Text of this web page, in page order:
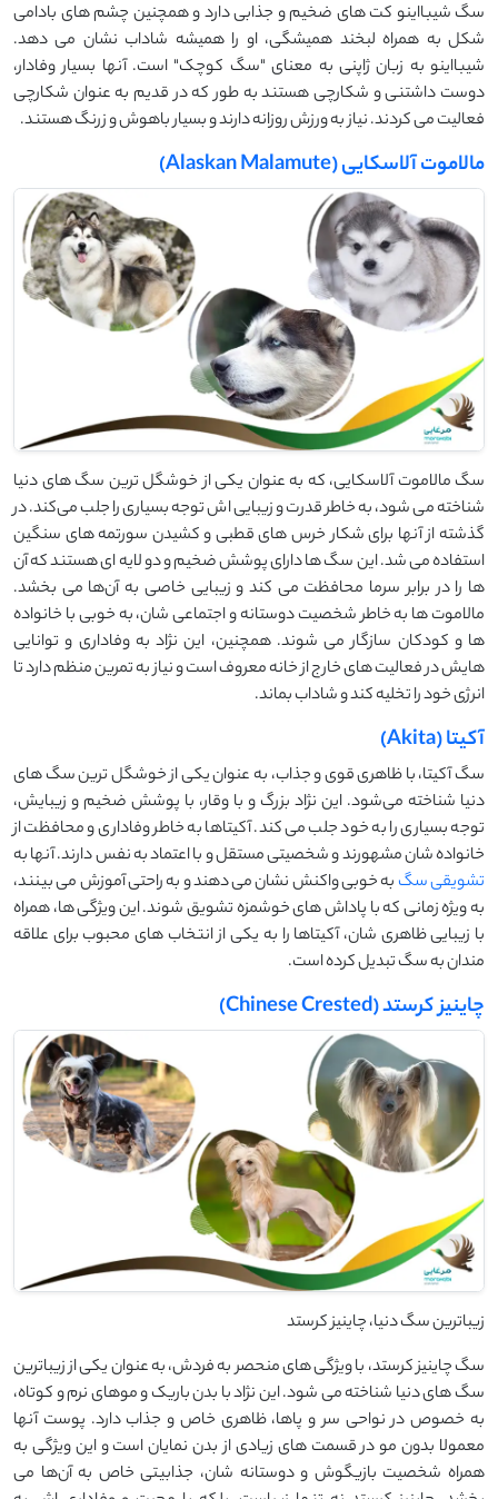
سگ شیبااینو کت های ضخیم و جذابی دارد و همچنین چشم های بادامی
شکل به همراه لبخند همیشگی، او را همیشه شاداب نشان می دهد.
شیبااینو به زبان ژاپنی به معنای "سگ کوچک" است. آنها بسیار وفادار،
دوست داشتنی و شکارچی هستند به طور که در قدیم به عنوان شکارچی
فعالیت می کردند. نیاز به ورزش روزانه دارند و بسیار باهوش و زرنگ هستند.
مالاموت آلاسکایی (Alaskan Malamute)
سگ مالاموت آلاسکایی، که به عنوان یکی از خوشگل ‌ترین سگ ‌های دنیا
شناخته می ‌شود، به خاطر قدرت و زیبایی ‌اش توجه بسیاری را جلب می‌کند. در
گذشته از آنها برای شکار خرس های قطبی و کشیدن سورتمه های سنگین
استفاده می شد. این سگ ‌ها دارای پوشش ضخیم و دو لایه ‌ای هستند که آن
‌ها را در برابر سرما محافظت می ‌کند و زیبایی خاصی به آن‌ها می ‌بخشد.
مالاموت ‌ها به خاطر شخصیت دوستانه و اجتماعی ‌شان، به خوبی با خانواده‌
ها و کودکان سازگار می‌ شوند. همچنین، این نژاد به وفاداری و توانایی‌
هایش در فعالیت ‌های خارج از خانه معروف است و نیاز به تمرین منظم دارد تا
انرژی خود را تخلیه کند و شاداب بماند.
آکیتا (Akita)
سگ آکیتا، با ظاهری قوی و جذاب، به عنوان یکی از خوشگل ‌ترین سگ‌ های
دنیا شناخته می‌شود. این نژاد بزرگ و با وقار، با پوشش ضخیم و زیبایش،
توجه بسیاری را به خود جلب می‌ کند. آکیتاها به خاطر وفاداری و محافظت از
خانواده‌ شان مشهورند و شخصیتی مستقل و با اعتماد به نفس دارند. آنها به
تشویقی سگبه خوبی واکنش نشان می ‌دهند و به راحتی آموزش می ‌بینند،
به ویژه زمانی که با پاداش ‌های خوشمزه تشویق شوند. این ویژگی‌ ها، همراه
با زیبایی ظاهری ‌شان، آکیتاها را به یکی از انتخاب‌ های محبوب برای علاقه
‌مندان به سگ تبدیل کرده است.
چاینیز کرستد (Chinese Crested)
زیباترین سگ دنیا، چاینیز کرستد
سگ چاینیز کرستد، با ویژگی‌ های منحصر به فردش، به عنوان یکی از زیباترین
سگ ‌های دنیا شناخته می‌ شود. این نژاد با بدن باریک و موهای نرم و کوتاه،
به خصوص در نواحی سر و پاها، ظاهری خاص و جذاب دارد. پوست آنها
معمولا بدون مو در قسمت‌ های زیادی از بدن نمایان است و این ویژگی به
همراه شخصیت بازیگوش و دوستانه‌ شان، جذابیتی خاص به آن‌ها می